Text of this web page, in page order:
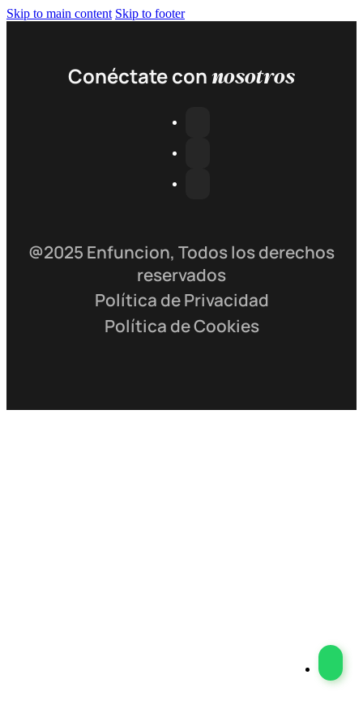
Skip to main content Skip to footer
Conéctate connosotros
@2025 Enfuncion, Todos los derechos
reservados
Política de Privacidad
Política de Cookies